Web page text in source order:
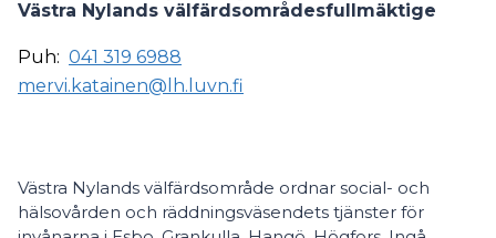
Västra Nylands välfärdsområdesfullmäktige
Puh: 041 319 6988
mervi.katainen@lh.luvn.fi
Västra Nylands välfärdsområde ordnar social- och
hälsovården och räddningsväsendets tjänster för